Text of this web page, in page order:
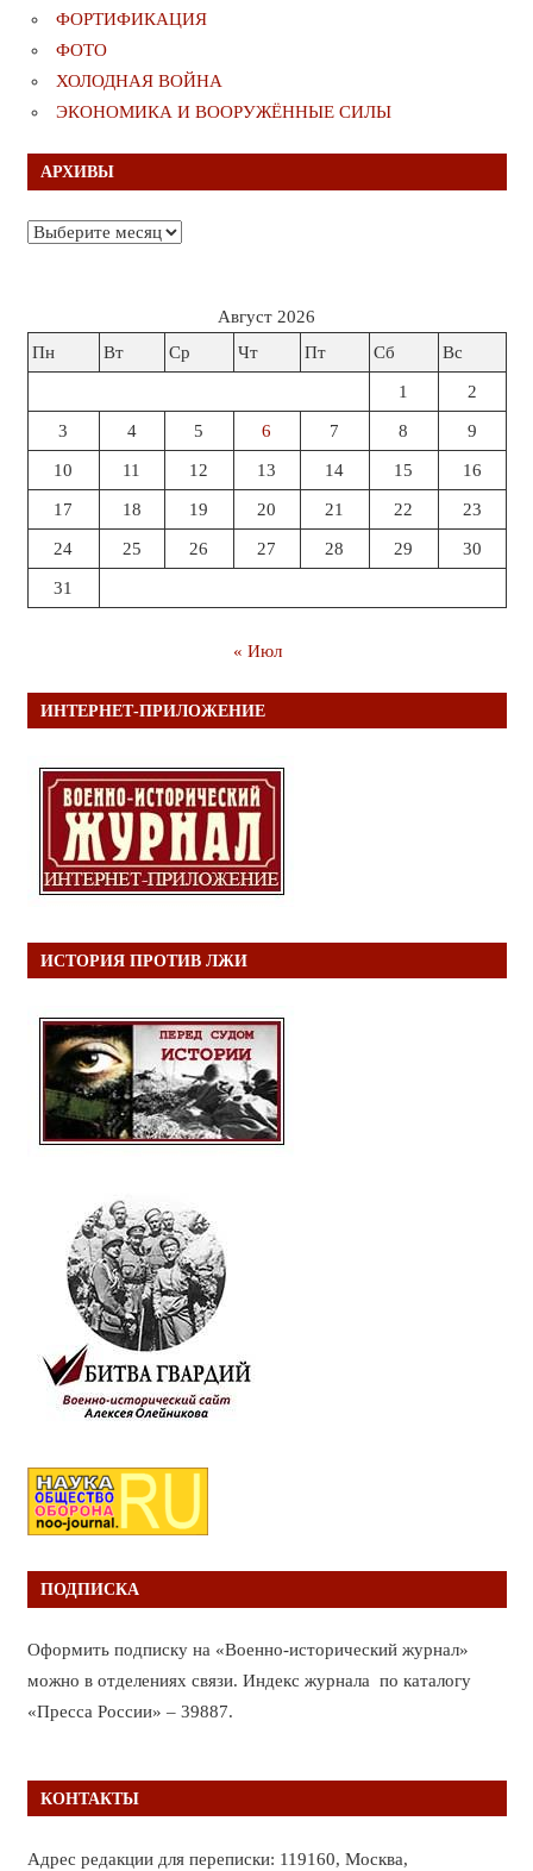
ФОРТИФИКАЦИЯ
ФОТО
ХОЛОДНАЯ ВОЙНА
ЭКОНОМИКА И ВООРУЖЁННЫЕ СИЛЫ
АРХИВЫ
Архивы
Август 2026
Пн
Вт Ср Чт Пт Сб Вс
1 2
3 4 5 6 7 8 9
10 11 12 13 14 15 16
17 18 19 20 21 22 23
24 25 26 27 28 29 30
31
« Июл
ИНТЕРНЕТ-ПРИЛОЖЕНИЕ
ИСТОРИЯ ПРОТИВ ЛЖИ
ПОДПИСКА
Оформить подписку на «Военно-исторический журнал»
можно в отделениях связи. Индекс журнала по каталогу
«Пресса России» – 39887.
КОНТАКТЫ
Адрес редакции для переписки: 119160, Москва,